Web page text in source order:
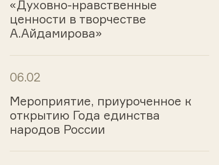
«Духовно-нравственные
ценности в творчестве
А.Айдамирова»
06.02
Мероприятие, приуроченное к
открытию Года единства
народов России